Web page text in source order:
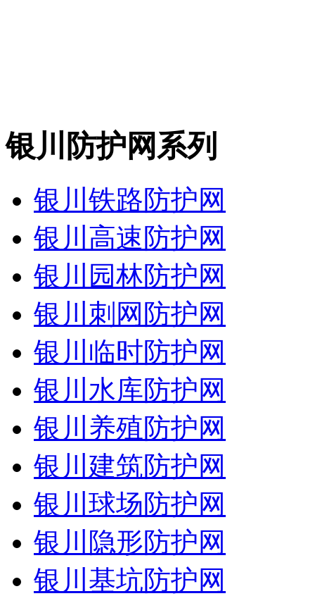
银川防护网系列
银川铁路防护网
银川高速防护网
银川园林防护网
银川刺网防护网
银川临时防护网
银川水库防护网
银川养殖防护网
银川建筑防护网
银川球场防护网
银川隐形防护网
银川基坑防护网